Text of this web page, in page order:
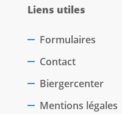
Liens utiles
Formulaires
Contact
Biergercenter
Mentions légales